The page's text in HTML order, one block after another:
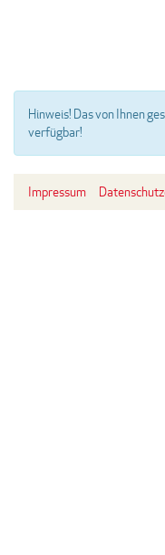
Hinweis! Das von Ihnen
verfügbar!
Impressum